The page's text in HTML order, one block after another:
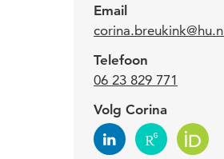
Email
corina.breukink@hu.nl
Telefoon
06 23 829 771
Volg Corina